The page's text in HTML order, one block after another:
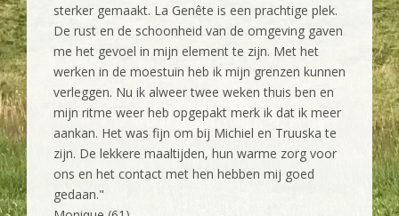
sterker gemaakt. La Genête is een prachtige plek.
De rust en de schoonheid van de omgeving gaven
me het gevoel in mijn element te zijn. Met het
werken in de moestuin heb ik mijn grenzen kunnen
verleggen. Nu ik alweer twee weken thuis ben en
mijn ritme weer heb opgepakt merk ik dat ik meer
aankan. Het was fijn om bij Michiel en Truuska te
zijn. De lekkere maaltijden, hun warme zorg voor
ons en het contact met hen hebben mij goed
gedaan."